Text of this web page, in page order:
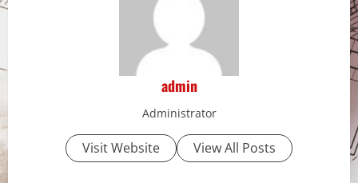
admin
Administrator
Visit Website View All Posts